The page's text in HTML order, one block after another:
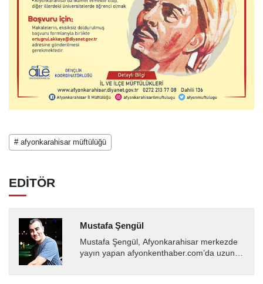
# afyonkarahisar müftülüğü
EDİTÖR
Mustafa Şengül
Mustafa Şengül, Afyonkarahisar merkezde
yayın yapan afyonkenthaber.com’da uzun
almakta, haber akışı...